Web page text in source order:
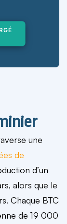
une
de
d’un
alors que le
Chaque BTC
de 19 000